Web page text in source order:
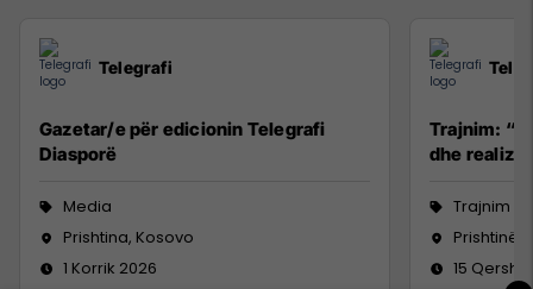
Telegrafi
Gazetar/e për edicionin Telegrafi
Diasporë
Media
Prishtina, Kosovo
1 Korrik 2026
Trajnim:
dhe
Trajnim
Prishtinë
15